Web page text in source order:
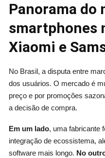
Panorama do
smartphones
Xiaomi e
No Brasil, a disputa entre
dos usuários. O mercado é
preço e por promoções
a decisão de compra.
Em um lado, uma fabricante
integração de ecossistema,
software mais longo. No